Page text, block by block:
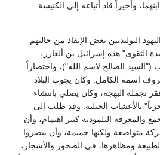
وأخيراً قاد أتباعه إلى الكنيسة
البولنديين بعض الإنقاذ من حالتهم
التقوى" هذه إسرائيل بن ألعازر،
الصالح لاسم الله")، واختصاراً
اسمه الكامل. وكان يجوب البلاد
تجمله البهجة، وكان يصلي بانتشاء
بالأعشاب الجبلية. وقد طلب إلى
والمعرفة التلمودية كبير اهتمام، وأن
متواضعة ولكنها حميمة، وأن يبصروا
ومظاهرها، في الصخور والأشجار،